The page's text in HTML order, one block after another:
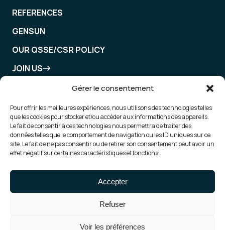
Gérer le consentement
Pour offrir les meilleures expériences, nous utilisons des technologies telles
que les cookies pour stocker et/ou accéder aux informations des appareils.
Le fait de consentir à ces technologies nous permettra de traiter des
données telles que le comportement de navigation ou les ID uniques sur ce
site. Le fait de ne pas consentir ou de retirer son consentement peut avoir un
effet négatif sur certaines caractéristiques et fonctions.
Accepter
Refuser
Voir les préférences
REFERENCES
GENSUN
OUR QSSE/CSR POLICY
JOIN US
GenWind